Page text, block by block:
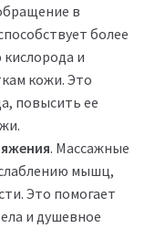
в
более
и
кожи. Это
повысить ее
. Массажные
мышц,
Это помогает
и душевное